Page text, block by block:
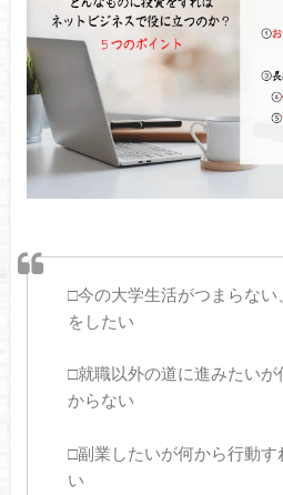
□今の大学生活がつまらない
をしたい
□就職以外の道に進みたい
からない
□副業したいが何から行動
い